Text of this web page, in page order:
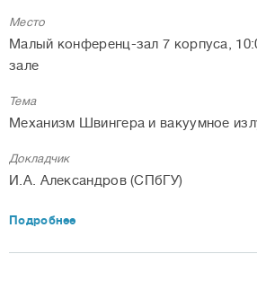
Место
Малый конференц-зал 7 корпуса,
зале
Тема
Механизм Швингера и вакуумное
Докладчик
И.А. Александров (СПбГУ)
Подробнее